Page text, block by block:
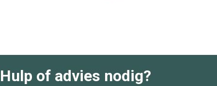
Hulp of advies nodig?